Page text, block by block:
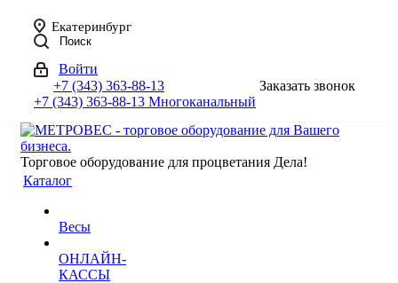
Екатеринбург
Поиск
Войти
+7 (343) 363-88-13
+7 (343) 363-88-13 Многоканальный
Заказать звонок
Торговое оборудование для процветания Дела!
Каталог
Весы
ОНЛАЙН-
КАССЫ